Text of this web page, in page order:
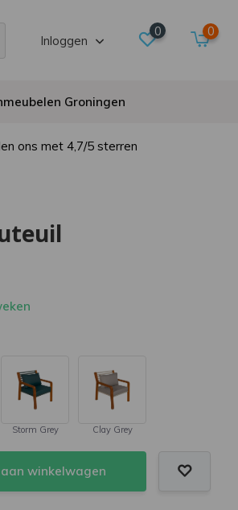
Inloggen
0 0
Groningen
ons met 4,7/5 sterren
Storm Grey Clay Grey
winkelwagen